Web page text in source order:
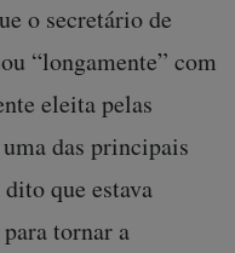
o secretário de
“longamente” com
eleita pelas
das principais
que estava
tornar a